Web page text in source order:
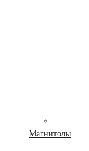
Магнитолы